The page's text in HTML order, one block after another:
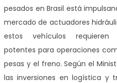
pesados en Brasil está
mercado de actuadores
estos vehículos requieren
potentes para operaciones
pesas y el freno. Según el
las inversiones en logística y